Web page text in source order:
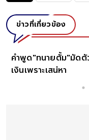
ข่าวที่เกี่ยวข้อง
คำพูด"ทนายตั้ม"มัดตั
เงินเพราะเสน่หา